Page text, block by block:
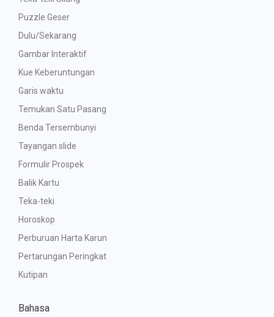
Puzzle Geser
Dulu/Sekarang
Gambar Interaktif
Kue Keberuntungan
Garis waktu
Temukan Satu Pasang
Benda Tersembunyi
Tayangan slide
Formulir Prospek
Balik Kartu
Teka-teki
Horoskop
Perburuan Harta Karun
Pertarungan Peringkat
Kutipan
Bahasa